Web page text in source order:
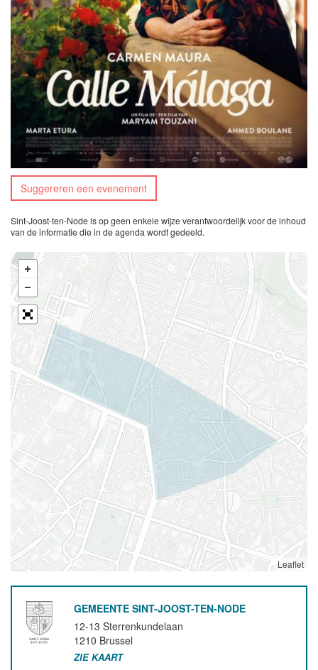
Suggereren een evenement
Sint-Joost-ten-Node is op geen enkele wijze verantwoordelijk voor de inhoud
van de informatie die in de agenda wordt gedeeld.
Leaflet
GEMEENTE SINT-JOOST-TEN-NODE
12-13 Sterrenkundelaan
1210 Brussel
ZIE KAART